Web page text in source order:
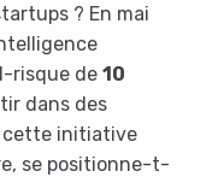
? En mai
risque de 10
dans des
cette initiative
se positionne-t-